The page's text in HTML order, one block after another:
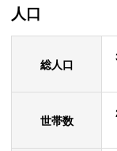
人口
総人口
世帯数